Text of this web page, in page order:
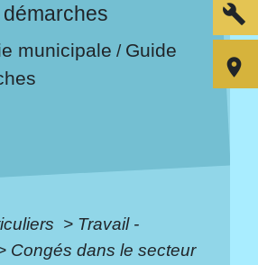
municipale / Guide
> Travail -
Congés dans le secteur
build
room